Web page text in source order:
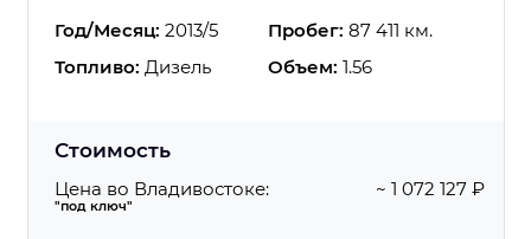
Год/Месяц: 2013/5 Пробег: 87 411 км.
Топливо: Дизель Объем: 1.56
Стоимость
Цена во Владивостоке:
"под ключ"
~ 1 072 127 ₽